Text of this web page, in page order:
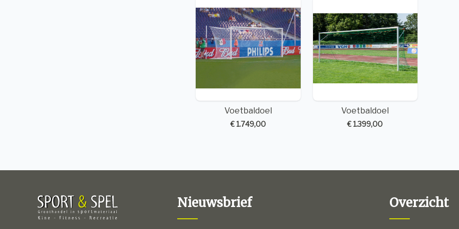
Voetbaldoel
€ 1.749,00
Voetbaldoel
€ 1.399,00
Nieuwsbrief Overzicht